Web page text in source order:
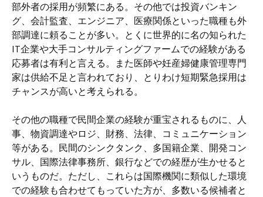
部外者の採用が頻繁にある。その他では投資バンキン
グ、会計監査、エンジニア、医療関係といった職種も外
部調達に頼ることが多い。とくに世界的に名の知られた
IT企業や大手コンサルティングファームでの経験がある
応募者は有利と言える。また医師や妊産婦健康管理専門
家は供給不足と言われており、とりわけ短期緊急採用は
チャンスが高いと考えられる。
その他の職種で民間企業の経験が重宝されるものに、人
事、物資調達やロジ、財務、法律、コミュニケーション
等がある。民間のシンクタンク、多国籍企業、開発コン
サル、国際法律事務所、銀行などでの経歴が生かせると
いうものだ。ただし、これらは国際機関に類似した環境
での経験も合わせてもっていた方が、多数いる候補者と